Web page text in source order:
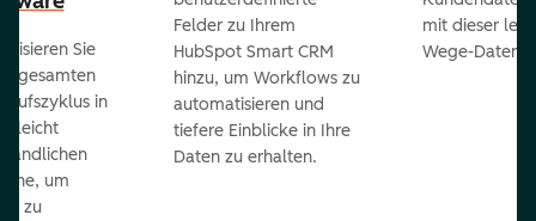
Sie
gesamten
in
leicht
um
zu
Felder zu Ihrem
HubSpot Smart CRM
hinzu, um Workflows zu
automatisieren und
tiefere Einblicke in Ihre
Daten zu erhalten.
mit dieser
Wege-Daten-